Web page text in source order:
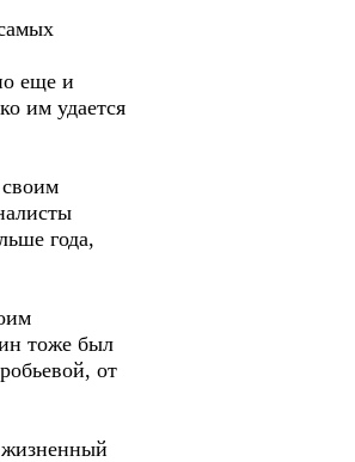
еще и
им удается
года,
тоже был
от